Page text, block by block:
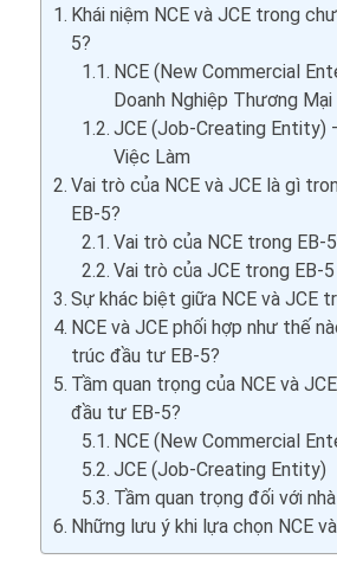
Khái niệm NCE và JCE trong
5?
NCE (New Commercial
Doanh Nghiệp Thương
JCE (Job-Creating Entity)
Việc Làm
Vai trò của NCE và JCE là gì
EB-5?
Vai trò của NCE trong EB-5
Vai trò của JCE trong EB-5
Sự khác biệt giữa NCE và JCE
NCE và JCE phối hợp như thế
trúc đầu tư EB-5?
Tầm quan trọng của NCE và
đầu tư EB-5?
NCE (New Commercial
JCE (Job-Creating Entity)
Tầm quan trọng đối với
Những lưu ý khi lựa chọn NCE